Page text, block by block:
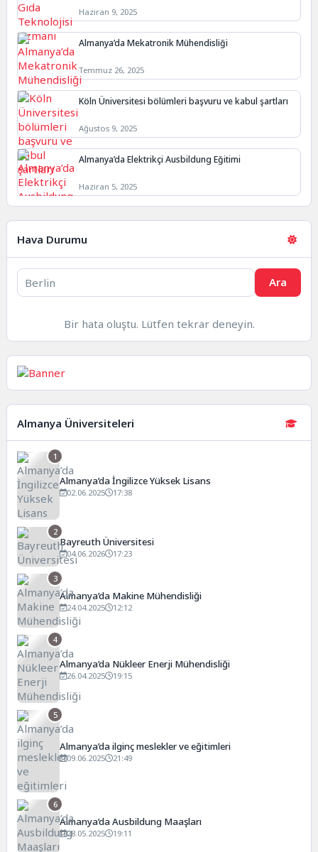
Haziran 9, 2025
Almanya’da Mekatronik Mühendisliği
Temmuz 26, 2025
Köln Üniversitesi bölümleri başvuru ve kabul şartları
Ağustos 9, 2025
Almanya’da Elektrikçi Ausbildung Eğitimi
Haziran 5, 2025
Hava Durumu
Ara
Bir hata oluştu. Lütfen tekrar deneyin.
Almanya Üniversiteleri
1
Almanya’da İngilizce Yüksek Lisans
02.06.2025 17:38
2
Bayreuth Üniversitesi
04.06.2026 17:23
3
Almanya’da Makine Mühendisliği
24.04.2025 12:12
4
Almanya’da Nükleer Enerji Mühendisliği
26.04.2025 19:15
5
Almanya’da ilginç meslekler ve eğitimleri
09.06.2025 21:49
6
Almanya’da Ausbildung Maaşları
28.05.2025 19:11